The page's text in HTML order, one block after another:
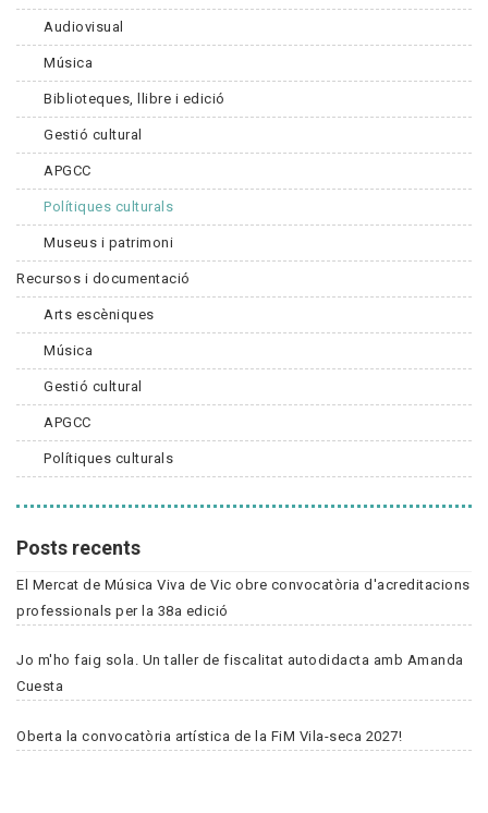
Audiovisual
Música
Biblioteques, llibre i edició
Gestió cultural
APGCC
Polítiques culturals
Museus i patrimoni
Recursos i documentació
Arts escèniques
Música
Gestió cultural
APGCC
Polítiques culturals
Posts recents
El Mercat de Música Viva de Vic obre convocatòria d'acreditacions
professionals per la 38a edició
Jo m'ho faig sola. Un taller de fiscalitat autodidacta amb Amanda
Cuesta
Oberta la convocatòria artística de la FiM Vila-seca 2027!